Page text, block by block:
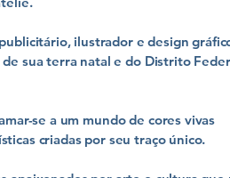
ilustrador e design
sua terra natal e do Distrito
se a um mundo de cores vivas
criadas por seu traço único.